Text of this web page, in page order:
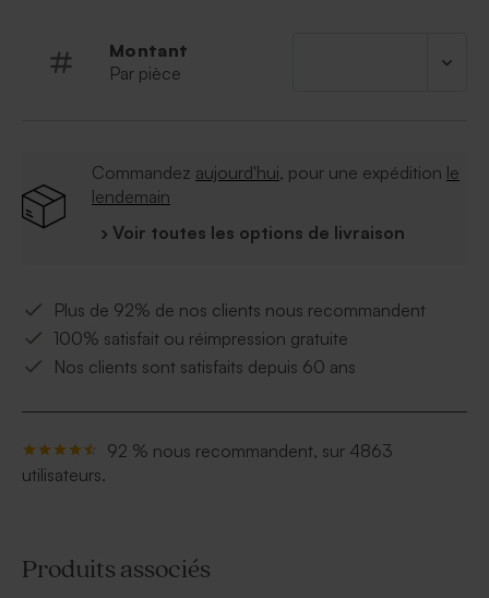
Montant
Par pièce
Commandez aujourd'hui, pour une expédition le
lendemain
› Voir toutes les options de livraison
Plus de 92% de nos clients nous recommandent
100% satisfait ou réimpression gratuite
Nos clients sont satisfaits depuis 60 ans
92 % nous recommandent, sur 4863
utilisateurs.
Produits associés